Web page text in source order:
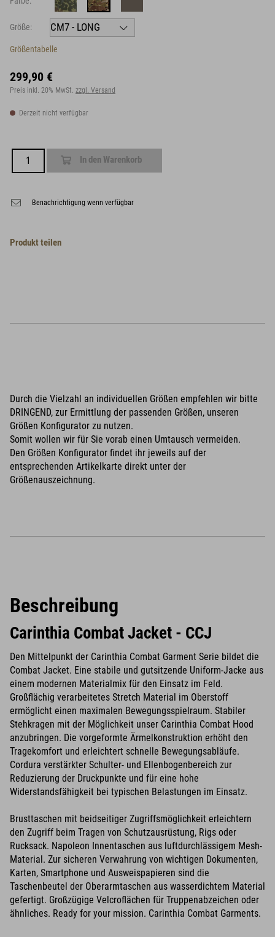
Größe:
Größentabelle
299,90 €
Preis inkl. 20% MwSt. zzgl. Versand
Derzeit nicht verfügbar
In den Warenkorb
Benachrichtigung wenn verfügbar
Produkt teilen
Durch die Vielzahl an individuellen Größen empfehlen wir bitte
DRINGEND, zur Ermittlung der passenden Größen, unseren
Größen Konfigurator zu nutzen.
Somit wollen wir für Sie vorab einen Umtausch vermeiden.
Den Größen Konfigurator findet ihr jeweils auf der
entsprechenden Artikelkarte direkt unter der
Größenauszeichnung.
Beschreibung
Carinthia Combat Jacket - CCJ
Den Mittelpunkt der Carinthia Combat Garment Serie bildet die
Combat Jacket. Eine stabile und gutsitzende Uniform-Jacke aus
einem modernen Materialmix für den Einsatz im Feld.
Großflächig verarbeitetes Stretch Material im Oberstoff
ermöglicht einen maximalen Bewegungsspielraum. Stabiler
Stehkragen mit der Möglichkeit unser Carinthia Combat Hood
anzubringen. Die vorgeformte Ärmelkonstruktion erhöht den
Tragekomfort und erleichtert schnelle Bewegungsabläufe.
Cordura verstärkter Schulter- und Ellenbogenbereich zur
Reduzierung der Druckpunkte und für eine hohe
Widerstandsfähigkeit bei typischen Belastungen im Einsatz.
Brusttaschen mit beidseitiger Zugriffsmöglichkeit erleichtern
den Zugriff beim Tragen von Schutzausrüstung, Rigs oder
Rucksack. Napoleon Innentaschen aus luftdurchlässigem Mesh-
Material. Zur sicheren Verwahrung von wichtigen Dokumenten,
Karten, Smartphone und Ausweispapieren sind die
Taschenbeutel der Oberarmtaschen aus wasserdichtem Material
gefertigt. Großzügige Velcroflächen für Truppenabzeichen oder
ähnliches. Ready for your mission. Carinthia Combat Garments.